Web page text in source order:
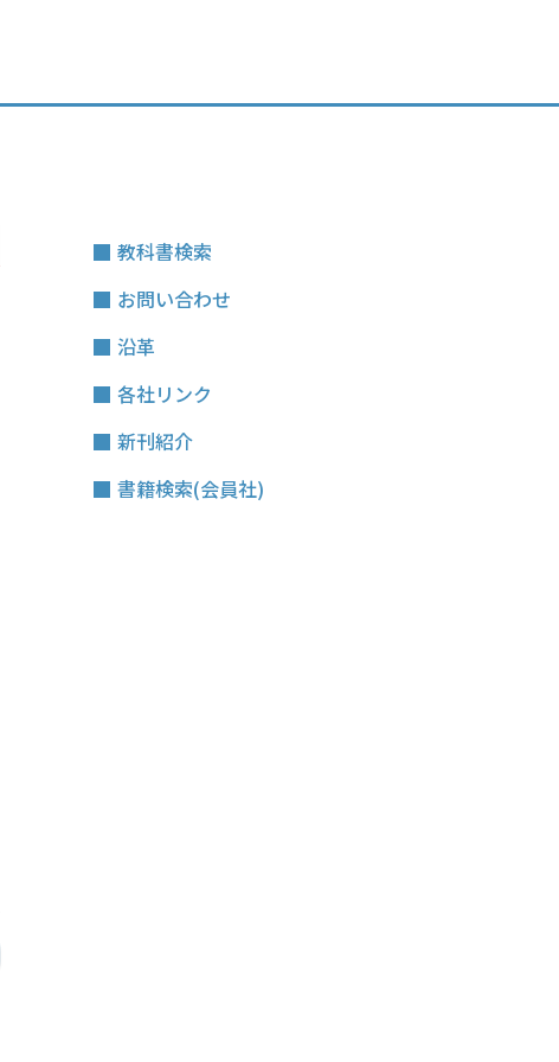
教科書検索
お問い合わせ
沿革
各社リンク
新刊紹介
書籍検索(会員社)